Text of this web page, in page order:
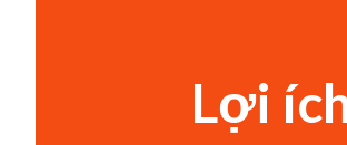
Lợi